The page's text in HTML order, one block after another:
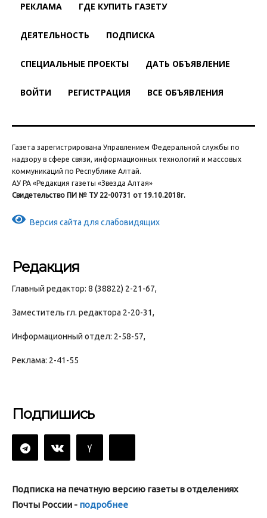
РЕКЛАМА ГДЕ КУПИТЬ ГАЗЕТУ
ДЕЯТЕЛЬНОСТЬ ПОДПИСКА
СПЕЦИАЛЬНЫЕ ПРОЕКТЫ ДАТЬ ОБЪЯВЛЕНИЕ
ВОЙТИ РЕГИСТРАЦИЯ ВСЕ ОБЪЯВЛЕНИЯ
Газета зарегистрирована Управлением Федеральной службы по
надзору в сфере связи, информационных технологий и массовых
коммуникаций по Республике Алтай.
АУ РА «Редакция газеты «Звезда Алтая»
Свидетельство ПИ № ТУ 22-00731 от 19.10.2018г.
Версия сайта для слабовидящих
Редакция
Главный редактор: 8 (38822) 2-21-67,
Заместитель гл. редактора 2-20-31,
Информационный отдел: 2-58-57,
Реклама: 2-41-55
Подпишись
Подписка на печатную версию газеты в отделениях
Почты России - подробнее